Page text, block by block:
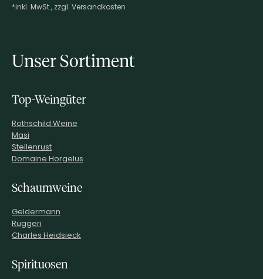
Footer-Menü
*inkl. MwSt., zzgl. Versandkosten
Unser Sortiment
Top-Weingüter
Rothschild Weine
Masi
Stellenrust
Domaine Horgelus
Schaumweine
Geldermann
Ruggeri
Charles Heidsieck
Spirituosen